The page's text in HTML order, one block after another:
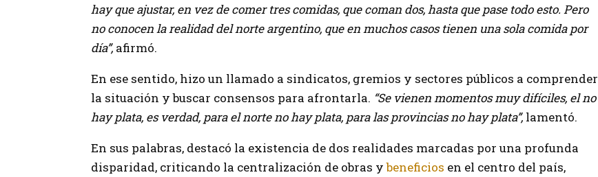
hay que ajustar, en vez de comer tres comidas, que coman dos, hasta que pase todo esto. Pero
no conocen la realidad del norte argentino, que en muchos casos tienen una sola comida por
día”, afirmó.
En ese sentido, hizo un llamado a sindicatos, gremios y sectores públicos a comprender
la situación y buscar consensos para afrontarla. “Se vienen momentos muy difíciles, el no
hay plata, es verdad, para el norte no hay plata, para las provincias no hay plata”, lamentó.
En sus palabras, destacó la existencia de dos realidades marcadas por una profunda
disparidad, criticando la centralización de obras ybeneficios en el centro del país,